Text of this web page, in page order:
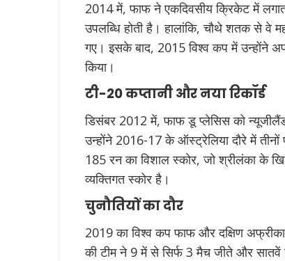
2014 में, फाफ ने एकदिवसीय क्रिकेट में
उपलब्धि होती है। हालांकि, चौथे शतक से वे
गए। इसके बाद, 2015 विश्व कप में उन्होंने
किया।
टी-20 कप्तानी और नया रिकॉर्ड
डिसंबर 2012 में, फाफ डू प्लेसिस को
उन्होंने 2016-17 के ऑस्ट्रेलिया दौरे में
185 रन का विशाल स्कोर, जो श्रीलंका के
व्यक्तिगत स्कोर है।
चुनौतियों का दौर
2019 का विश्व कप फाफ और दक्षिण
की टीम ने 9 में से सिर्फ 3 मैच जीते और सातवें